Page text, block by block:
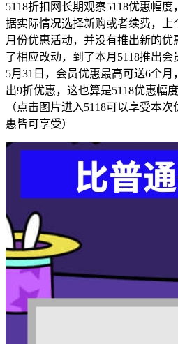
5118折扣网长期观察5118优惠幅
据实际情况选择新购或者续费，上
月份优惠活动，并没有推出新的
了相应改动，到了本月5118推出
5月31日，会员优惠最高可送6个
出9折优惠，这也算是5118优惠幅
（点击图片进入5118可以享受本
惠皆可享受）